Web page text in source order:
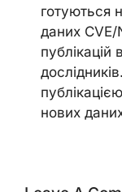
готуються
даних CVE/
публікацій
нових